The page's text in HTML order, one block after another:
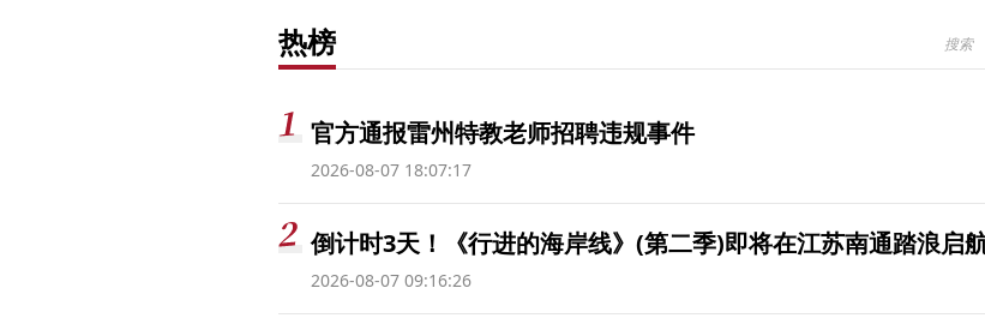
热榜
官方通报雷州特教老师招聘违规事件
2026-08-07 18:07:17
倒计时3天！《行进的海岸线》(第二季)即将在江苏南通踏浪启
2026-08-07 09:16:26